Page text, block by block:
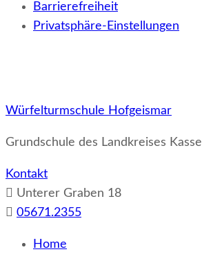
Barrierefreiheit
Privatsphäre-Einstellungen
Würfelturmschule Hofgeismar
Grundschule des Landkreises Kassel
Kontakt
Unterer Graben 18
05671.2355
Home